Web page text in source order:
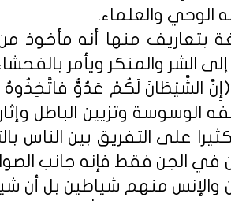
الوحي والعلماء.
بتعاريف منها أنه مأخوذ
الشر والمنكر ويأمر
(إِنَّ الشَّيْطَانَ لَكُمْ عَدُوٌّ
الوسوسة وتزيين الباطل
على التفريق بين الناس
في الجن فقط فإنه جانب
والإنس منهم شياطين بل أن